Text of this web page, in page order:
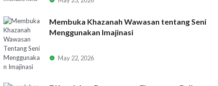
Membuka Khazanah Wawasan tentang Seni
Menggunakan Imajinasi
May 22, 2026